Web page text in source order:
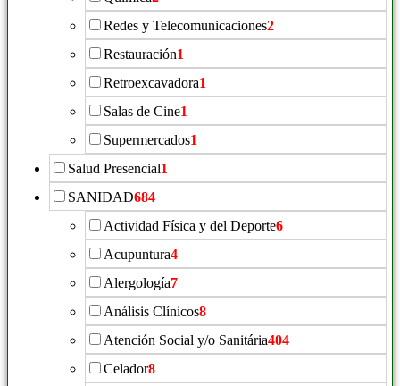
Redes y Telecomunicaciones2
Restauración1
Retroexcavadora1
Salas de Cine1
Supermercados1
Salud Presencial1
SANIDAD684
Actividad Física y del Deporte6
Acupuntura4
Alergología7
Análisis Clínicos8
Atención Social y/o Sanitária404
Celador8